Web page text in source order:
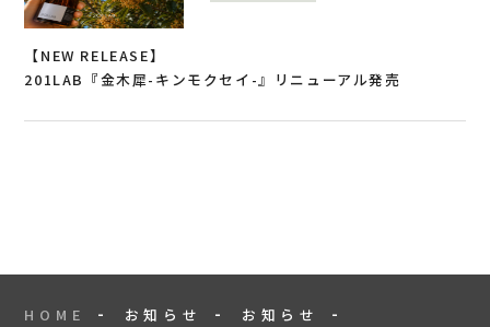
【NEW RELEASE】
201LAB『金木犀-キンモクセイ-』リニューアル発売
HOME お知らせ お知らせ